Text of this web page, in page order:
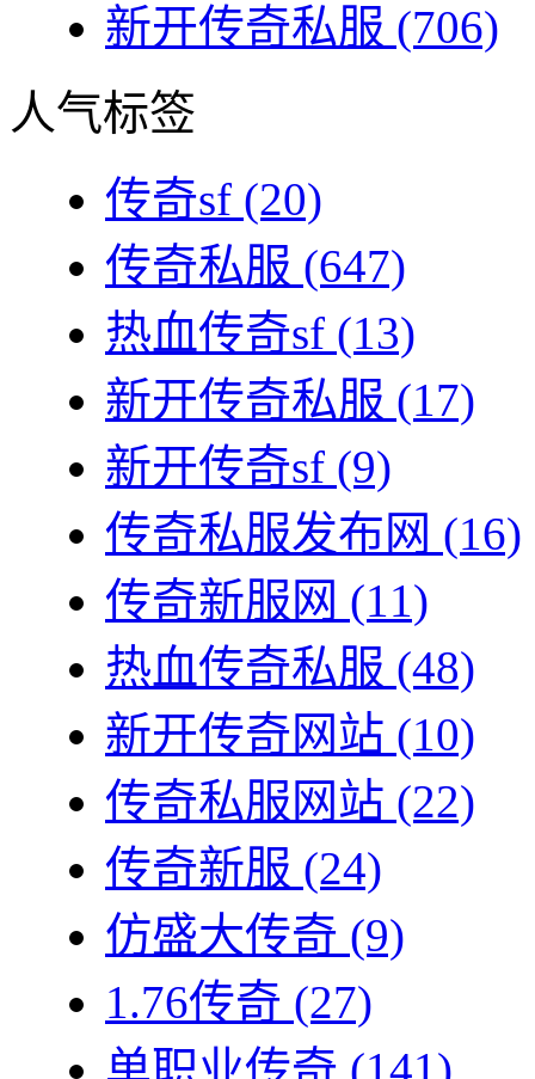
新开传奇私服 (706)
人气标签
传奇sf (20)
传奇私服 (647)
热血传奇sf (13)
新开传奇私服 (17)
新开传奇sf (9)
传奇私服发布网 (16)
传奇新服网 (11)
热血传奇私服 (48)
新开传奇网站 (10)
传奇私服网站 (22)
传奇新服 (24)
仿盛大传奇 (9)
1.76传奇 (27)